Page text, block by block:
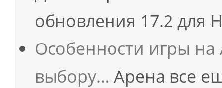
обновления 17.2 для
Особенности игры
выбору… Арена все